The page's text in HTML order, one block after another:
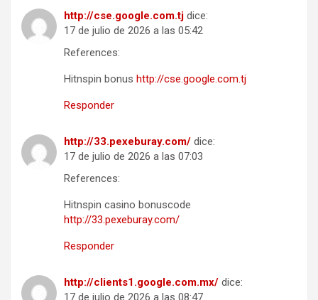
http://cse.google.com.tj dice:
17 de julio de 2026 a las 05:42
References:
Hitnspin bonus http://cse.google.com.tj
Responder
http://33.pexeburay.com/ dice:
17 de julio de 2026 a las 07:03
References:
Hitnspin casino bonuscode
http://33.pexeburay.com/
Responder
http://clients1.google.com.mx/ dice: